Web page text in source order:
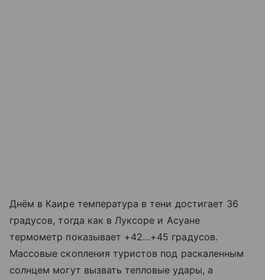
Днём в Каире температура в тени достигает 36
градусов, тогда как в Луксоре и Асуане
термометр показывает +42…+45 градусов.
Массовые скопления туристов под раскаленным
солнцем могут вызвать тепловые удары, а